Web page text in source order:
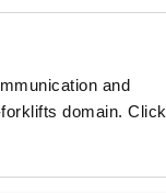
and
domain. Click